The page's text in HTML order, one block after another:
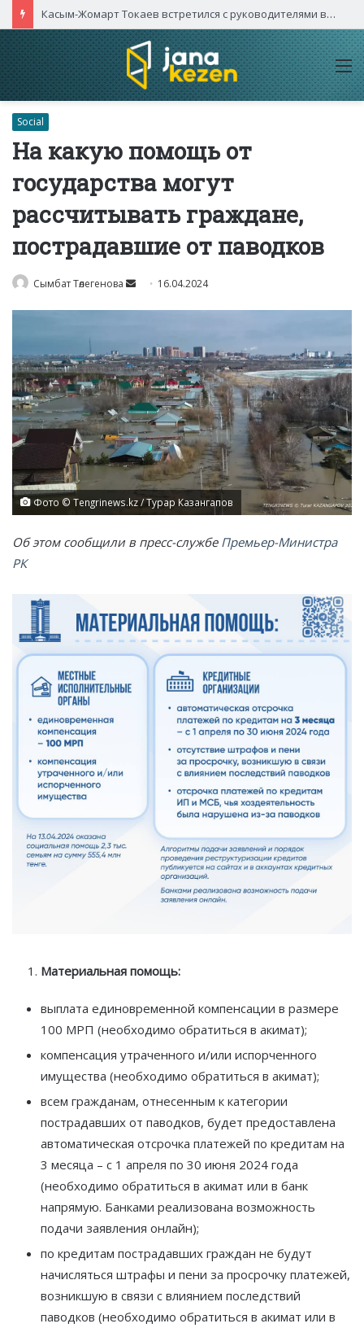
По поручению Президента дорогу «Алматы – Қаскелен» расширят до восьми полос
Social
На какую помощь от
государства могут
рассчитывать граждане,
пострадавшие от паводков
Сымбат Төлегенова
Send 16.04.2024
Фото ©️ Tengrinews.kz / Турар Казангапов
Об этом сообщили в пресс-службе Премьер-Министра
РК
Материальная помощь:
выплата единовременной компенсации в размере
100 МРП (необходимо обратиться в акимат);
компенсация утраченного и/или испорченного
имущества (необходимо обратиться в акимат);
всем гражданам, отнесенным к категории
пострадавших от паводков, будет предоставлена
автоматическая отсрочка платежей по кредитам на
3 месяца – с 1 апреля по 30 июня 2024 года
(необходимо обратиться в акимат или в банк
напрямую. Банками реализована возможность
подачи заявления онлайн);
по кредитам пострадавших граждан не будут
начисляться штрафы и пени за просрочку платежей,
возникшую в связи с влиянием последствий
паводков (необходимо обратиться в акимат или в